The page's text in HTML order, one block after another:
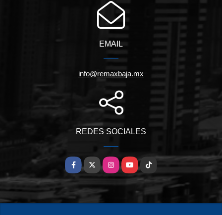
EMAIL
info@remaxbaja.mx
REDES SOCIALES
Facebook
X InstagramYouTubeTikTok